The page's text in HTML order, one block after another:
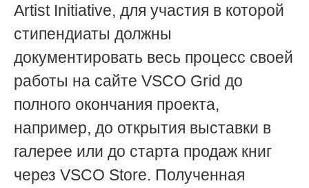
Artist Initiative, для участия в которой
стипендиаты должны
документировать весь процесс своей
работы на сайте VSCO Grid до
полного окончания проекта,
например, до открытия выставки в
галерее или до старта продаж книг
через VSCO Store. Полученная